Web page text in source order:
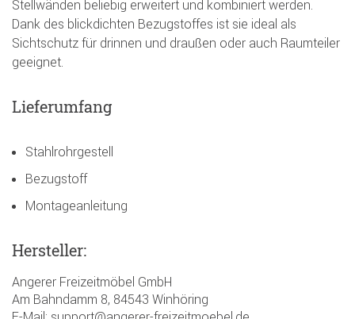
Stellwänden beliebig erweitert und kombiniert werden.
Dank des blickdichten Bezugstoffes ist sie ideal als
Sichtschutz für drinnen und draußen oder auch Raumteiler
geeignet.
Lieferumfang
Stahlrohrgestell
Bezugstoff
Montageanleitung
Hersteller:
Angerer Freizeitmöbel GmbH
Am Bahndamm 8, 84543 Winhöring